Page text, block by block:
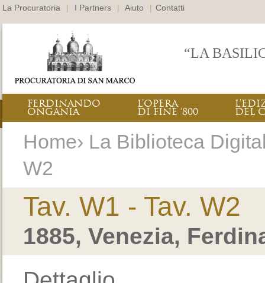
La Procuratoria | I Partners | Aiuto | Contatti
“LA
FERDINANDO
ONGANIA
L’OPERA
DI FINE ‘800 DEL
Home› La Biblioteca
W2
Tav. W1 - Tav. W2
1885, Venezia,